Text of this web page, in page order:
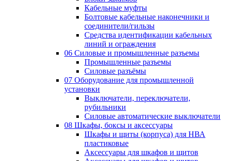
Кабельные муфты
Болтовые кабельные наконечники и
соединители/гильзы
Средства идентификации кабельных
линий и ограждения
06 Силовые и промышленные разъемы
Промышленные разъемы
Силовые разъёмы
07 Оборудование для промышленной
установки
Выключатели, переключатели,
рубильники
Силовые автоматические выключатели
08 Шкафы, боксы и аксессуары
Шкафы и щиты (корпуса) для НВА
пластиковые
Аксессуары для шкафов и щитов